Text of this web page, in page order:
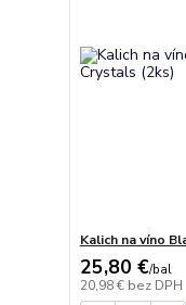
Kalich na víno
25,80 €/bal
20,98 € bez DPH